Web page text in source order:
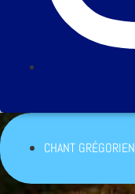
CHANT GRÉGORIEN